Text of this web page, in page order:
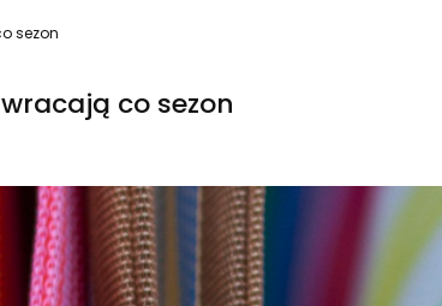
sezon
co sezon